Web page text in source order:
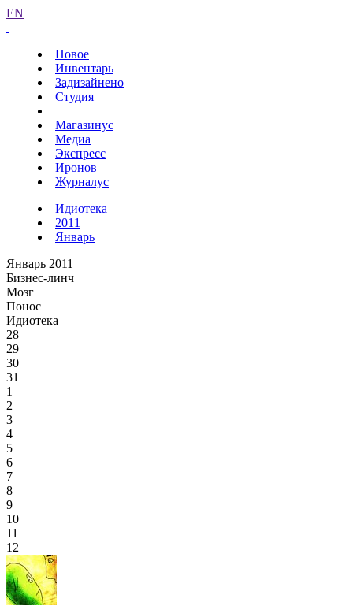
EN
Новое
Инвентарь
Задизайнено
Студия
Магазинус
Медиа
Экспресс
Иронов
Журналус
Идиотека
2011
Январь
Январь 2011
Бизнес-линч
Мозг
Понос
Идиотека
28
29
30
31
1
2
3
4
5
6
7
8
9
10
11
12